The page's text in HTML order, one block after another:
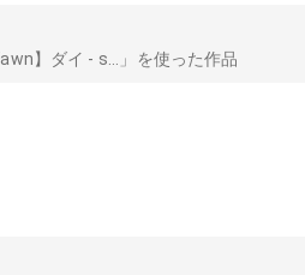
】ダイ - s...」を使った作品